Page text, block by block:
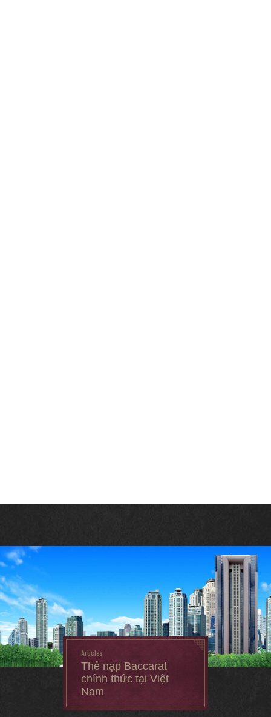
Articles
Thẻ nạp Baccarat
chính thức tại Việt
Nam